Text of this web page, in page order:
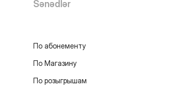
Sənədlər
По абонементу
По Магазину
По розыгрышам